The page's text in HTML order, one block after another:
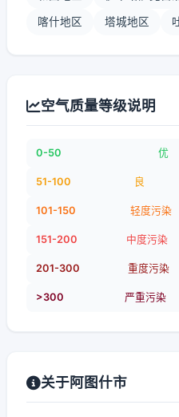
喀什地区 塔城地区
空气质量等级说明
0-50 优
51-100 良
101-150 轻度污染
151-200 中度污染
201-300 重度污染
>300 严重污染
关于阿图什市